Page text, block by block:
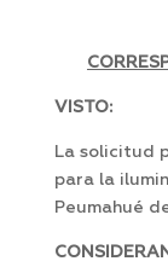
VISTO:
La solicitud
para la
Peumahué